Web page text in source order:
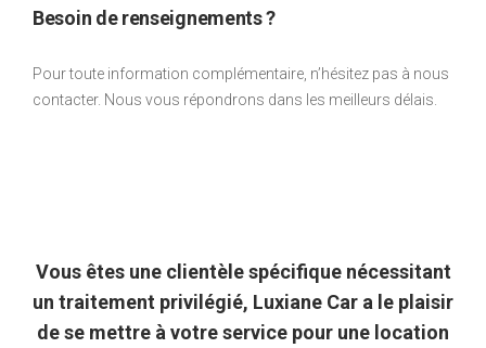
Besoin de renseignements ?
Pour toute information complémentaire, n’hésitez pas à nous
contacter. Nous vous répondrons dans les meilleurs délais.
Vous êtes une clientèle spécifique nécessitant
un traitement privilégié, Luxiane Car a le plaisir
de se mettre à votre service pour une location